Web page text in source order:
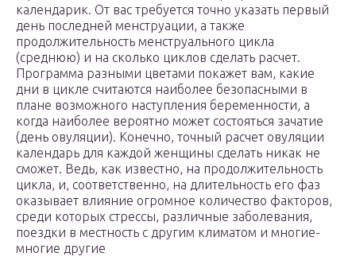
календарик. От вас требуется точно указать первый
день последней менструации, а также
продолжительность менструального цикла
(среднюю) и на сколько циклов сделать расчет.
Программа разными цветами покажет вам, какие
дни в цикле считаются наиболее безопасными в
плане возможного наступления беременности, а
когда наиболее вероятно может состояться зачатие
(день овуляции). Конечно, точный расчет овуляции
календарь для каждой женщины сделать никак не
сможет. Ведь, как известно, на продолжительность
цикла, и, соответственно, на длительность его фаз
оказывает влияние огромное количество факторов,
среди которых стрессы, различные заболевания,
поездки в местность с другим климатом и многие-
многие другие